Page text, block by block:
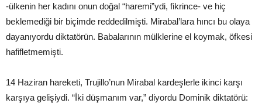
-ülkenin her kadını onun doğal “haremi”ydi, fikrince- ve hiç
beklemediği bir biçimde reddedilmişti. Mirabal’lara hıncı bu olaya
dayanıyordu diktatörün. Babalarının mülklerine el koymak, öfkesi
hafifletmemişti.
14 Haziran hareketi, Trujillo’nun Mirabal kardeşlerle ikinci karşı
karşıya gelişiydi. “İki düşmanım var,” diyordu Dominik diktatörü: